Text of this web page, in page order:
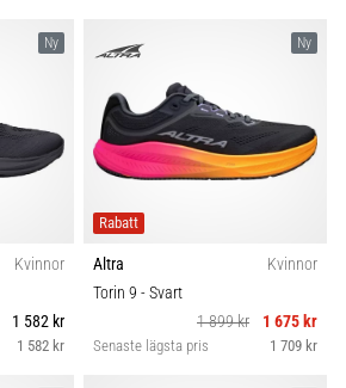
Ny
Kvinnor
1 582 kr
1 582 kr
Ny
Rabatt
Altra
Kvinnor
Torin 9 - Svart
1 899 kr
1 675 kr
Senaste lägsta pris 1 709 kr